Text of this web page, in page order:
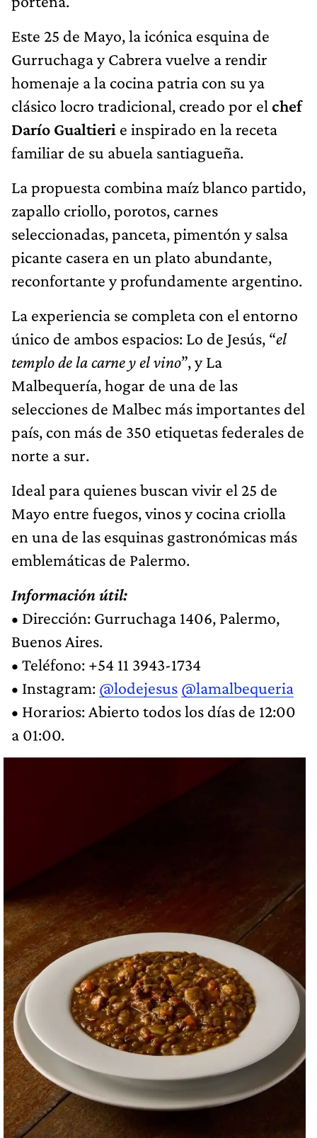
Este 25 de Mayo, la icónica esquina de
Gurruchaga y Cabrera vuelve a rendir
homenaje a la cocina patria con su ya
clásico locro tradicional, creado por el chef
Darío Gualtieri e inspirado en la receta
familiar de su abuela santiagueña.
La propuesta combina maíz blanco partido,
zapallo criollo, porotos, carnes
seleccionadas, panceta, pimentón y salsa
picante casera en un plato abundante,
reconfortante y profundamente argentino.
La experiencia se completa con el entorno
único de ambos espacios: Lo de Jesús, “el
templo de la carne y el vino”, y La
Malbequería, hogar de una de las
selecciones de Malbec más importantes del
país, con más de 350 etiquetas federales de
norte a sur.
Ideal para quienes buscan vivir el 25 de
Mayo entre fuegos, vinos y cocina criolla
en una de las esquinas gastronómicas más
emblemáticas de Palermo.
Información útil:
• Dirección: Gurruchaga 1406, Palermo,
Buenos Aires.
• Teléfono: +54 11 3943-1734
• Instagram: @lodejesus @lamalbequeria
• Horarios: Abierto todos los días de 12:00
a 01:00.